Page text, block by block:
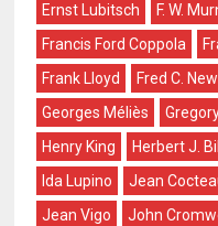
Ernst Lubitsch
F. W.
Francis Ford Coppola
Frank Lloyd
Fred C.
Georges Méliès
Henry King
Herbert J.
Ida Lupino
Jean
Jean Vigo
John